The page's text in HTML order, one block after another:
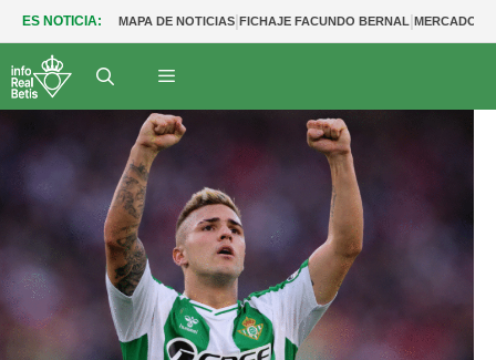
ES NOTICIA: MAPA DE NOTICIAS|FICHAJE FACUNDO BERNAL|MERCADO